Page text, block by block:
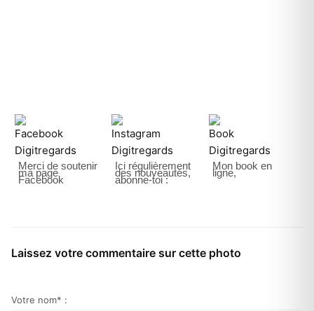
Merci de soutenir
ma page
Facebook
Ici régulièrement
des nouveautés,
abonne-toi :
Mon book en
ligne,
Laissez votre commentaire sur cette photo
Votre nom* :